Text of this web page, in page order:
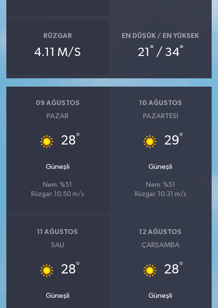
RÜZGAR
4.11 M/S
EN DÜŞÜK / EN YÜKSEK
21 ° / 34°
09 AĞUSTOS
PAZAR
28°
Güneşli
Nem: %51
Rüzgar: 10.50 m/s
10 AĞUSTOS
PAZARTESI
29°
Güneşli
Nem: %51
Rüzgar: 10.31 m/s
11 AĞUSTOS
SALI
28°
Güneşli
12 AĞUSTOS
ÇARŞAMBA
28°
Güneşli